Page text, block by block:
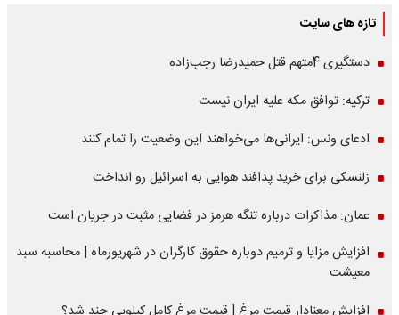
تازه های سایت
دستگیری 4متهم قتل حمیدرضا رجب‌زاده
ترکیه: توافق مکه علیه ایران نیست
ادعای ونس: ایرانی‌ها می‌خواهند این وضعیت را تمام کنند
زلنسکی برای خرید پدافند هوایی به اسرائیل رو انداخت
عمان: مذاکرات درباره تنگه هرمز در فضایی مثبت در جریان است
افزایش مزایا و ترمیم دوباره حقوق کارگران در شهریورماه | محاسبه سبد
معیشت